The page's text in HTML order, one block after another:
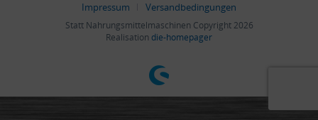
Impressum
Versandbedingungen
Statt Nahrungsmittelmaschinen Copyright 2026
Realisation die-homepager